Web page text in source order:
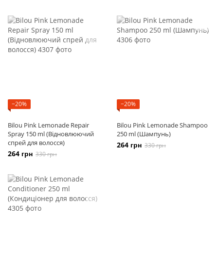
−20%
Bilou Pink Lemonade Repair
Spray 150 ml (Відновлюючий
спрей для волосся)
264 грн 330 грн
−20%
Bilou Pink Lemonade Shampoo
250 ml (Шампунь)
264 грн 330 грн